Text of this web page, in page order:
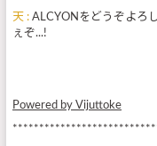
天 : ALCYONをどうぞよろ
ぇぞ...!
Powered by Vijuttoke